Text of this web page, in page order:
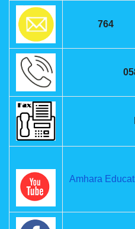
764
Amhara